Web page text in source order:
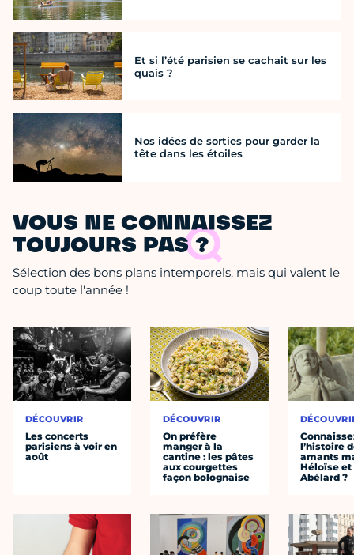
Et si l’été parisien se cachait sur les
quais ?
Nos idées de sorties pour garder la
tête dans les étoiles
VOUS NE CONNAISSEZ
TOUJOURS PAS ?
Sélection des bons plans intemporels, mais qui valent le
coup toute l'année !
DÉCOUVRIR
Les concerts
parisiens à voir en
août
DÉCOUVRIR
On préfère
manger à la
cantine : les pâtes
aux courgettes
façon bolognaise
l’histoire
amants
Héloïse et
Abélard ?